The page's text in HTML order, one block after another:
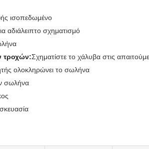
ισοπεδωμένο
αδιάλειπτο σχηματισμό
τροχών:Σχηματίστε το χάλυβα στις
ολοκληρώνει το σωλήνα
σωλήνα